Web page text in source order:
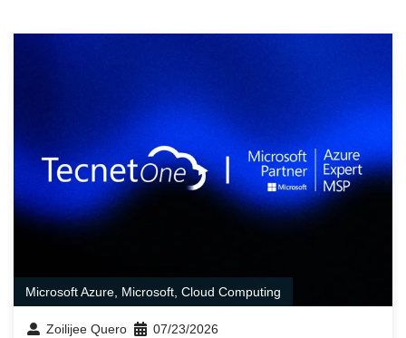
Microsoft Azure Microsoft Cloud Computing
Zoilijee Quero 07/23/2026